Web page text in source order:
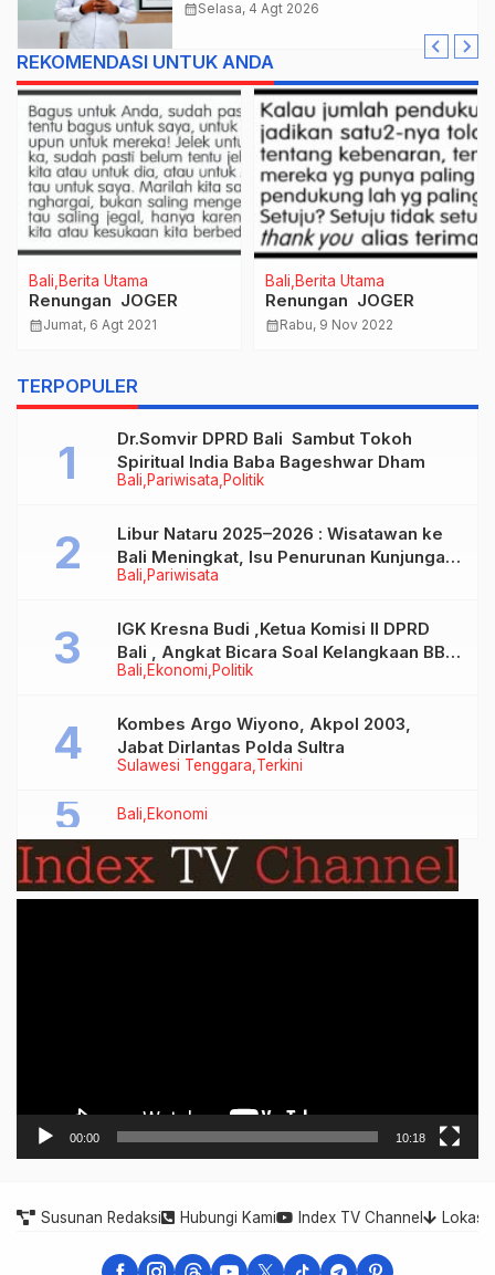
Jadi Mesin Percepatan
calendar_monthSelasa, 4 Agt 2026
REKOMENDASI UNTUK ANDA
Bali Berita Utama
Renungan JOGER
calendar_monthJumat, 6 Agt 2021
Bali Berita Utama
Renungan JOGER
calendar_monthRabu, 9 Nov 2022
TERPOPULER
Bali Pariwisata Politik
Dr.Somvir DPRD Bali Sambut Tokoh
Spiritual India Baba Bageshwar Dham
Bali Pariwisata
Libur Nataru 2025–2026 : Wisatawan ke
Bali Meningkat, Isu Penurunan Kunjungan
Tidak Benar
Bali Ekonomi Politik
IGK Kresna Budi ,Ketua Komisi II DPRD
Bali , Angkat Bicara Soal Kelangkaan BBM
Bersubsidi Jenis Solar
Sulawesi Tenggara Terkini
Kombes Argo Wiyono, Akpol 2003,
Jabat Dirlantas Polda Sultra
Bali Ekonomi
00:00 10:18
Susunan Redaksi Hubungi Kami Index TV Channel Lokasi